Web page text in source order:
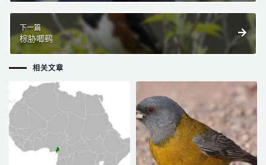
下一篇
棕胁唧鹀
相关文章